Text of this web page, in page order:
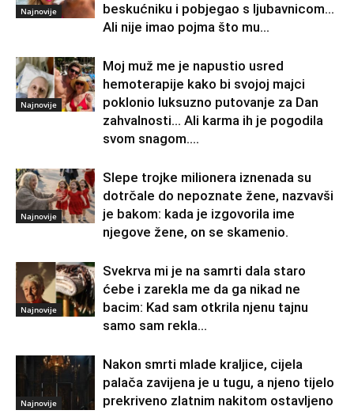
Najnovije
beskućniku i pobjegao s ljubavnicom…
Ali nije imao pojma što mu...
Najnovije
Moj muž me je napustio usred
hemoterapije kako bi svojoj majci
poklonio luksuzno putovanje za Dan
zahvalnosti… Ali karma ih je pogodila
svom snagom....
Najnovije
Slepe trojke milionera iznenada su
dotrčale do nepoznate žene, nazvavši
je bakom: kada je izgovorila ime
njegove žene, on se skamenio.
Najnovije
Svekrva mi je na samrti dala staro
ćebe i zarekla me da ga nikad ne
bacim: Kad sam otkrila njenu tajnu
samo sam rekla...
Najnovije
Nakon smrti mlade kraljice, cijela
palača zavijena je u tugu, a njeno tijelo
prekriveno zlatnim nakitom ostavljeno